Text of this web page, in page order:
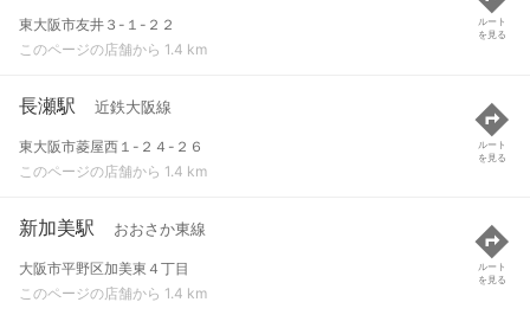
東大阪市友井３-１-２２
このページの店舗から 1.4 km
ルート
を見る
長瀬駅 近鉄大阪線
東大阪市菱屋西１-２４-２６
このページの店舗から 1.4 km
ルート
を見る
新加美駅 おおさか東線
大阪市平野区加美東４丁目
このページの店舗から 1.4 km
ルート
を見る